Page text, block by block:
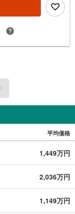
平均価格
1,449万円
2,036万円
1,149万円